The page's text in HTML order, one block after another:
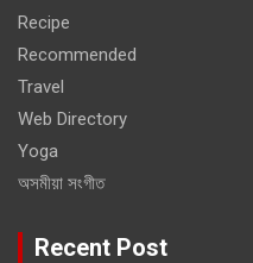
Recipe
Recommended
Travel
Web Directory
Yoga
অসমীয়া সংগীত
Recent Post